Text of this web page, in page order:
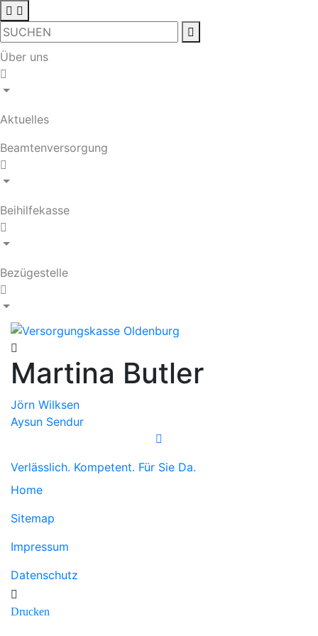
Über uns
Aktuelles
Beamtenversorgung
Beihilfekasse
Bezügestelle
Martina Butler
Beitragsnavigation
Jörn Wilksen
Aysun Sendur
Verlässlich. Kompetent. Für Sie Da.
Home
Sitemap
Impressum
Datenschutz
Drucken